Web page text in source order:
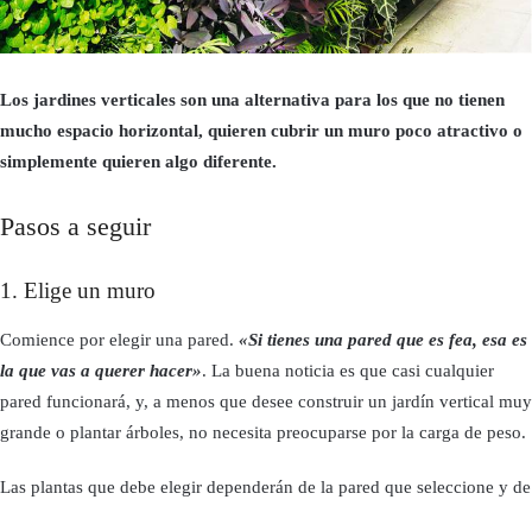
Los jardines verticales son una alternativa para los que no tienen
mucho espacio horizontal, quieren cubrir un muro poco atractivo o
simplemente quieren algo diferente.
Pasos a seguir
1. Elige un muro
Comience por elegir una pared. «Si tienes una pared que es fea, esa es
la que vas a querer hacer». La buena noticia es que casi cualquier
pared funcionará, y, a menos que desee construir un jardín vertical muy
grande o plantar árboles, no necesita preocuparse por la carga de peso.
Las plantas que debe elegir dependerán de la pared que seleccione y de